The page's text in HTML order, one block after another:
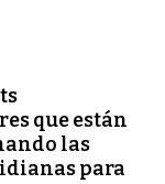
que están
las
para